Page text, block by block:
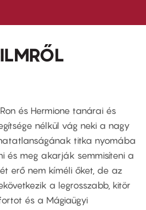
és Hermione tanárai és
nélkül vág neki a nagy
titka nyomába
és meg akarják semmisíteni a
erő nem kíméli őket, de az
a legrosszabb, kitör
és a Mágiaügyi